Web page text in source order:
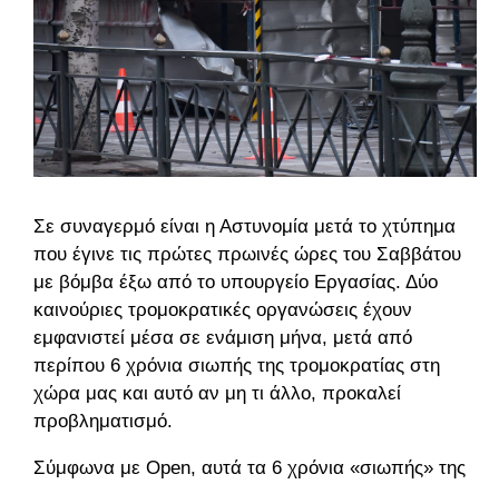
Σε συναγερμό είναι η Αστυνομία μετά το χτύπημα
που έγινε τις πρώτες πρωινές ώρες του Σαββάτου
με βόμβα έξω από το υπουργείο Εργασίας. Δύο
καινούριες τρομοκρατικές οργανώσεις έχουν
εμφανιστεί μέσα σε ενάμιση μήνα, μετά από
περίπου 6 χρόνια σιωπής της τρομοκρατίας στη
χώρα μας και αυτό αν μη τι άλλο, προκαλεί
προβληματισμό.
Σύμφωνα με Open, αυτά τα 6 χρόνια «σιωπής» της